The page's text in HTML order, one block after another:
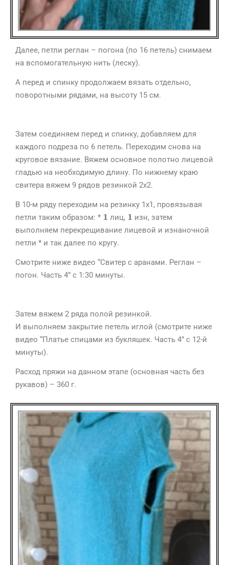
Далее, петли реглан – погона (по 16 петель) снимаем
на вспомогательную нить (леску).
А перед и спинку продолжаем вязать отдельно,
поворотными рядами, на высоту 15 см.
Затем соединяем перед и спинку, добавляем для
каждого подреза по 6 петель. Переходим снова на
круговое вязание. Вяжем основное полотно лицевой
гладью на необходимую длину. По нижнему краю
свитера вяжем 9 рядов резинкой 2х2.
В 10-м ряду переходим на резинку 1х1, провязывая
петли таким образом: * 𝟭 лиц, 𝟭 изн, затем
выполняем перекрещивание лицевой и изнаночной
петли * и так далее по кругу.
Смотрите ниже видео “Свитер с аранами. Реглан –
погон. Часть 4” с 1:30 минуты.
Затем вяжем 2 ряда полой резинкой.
И выполняем закрытие петель иглой (смотрите ниже
видео “Платье спицами из букляшек. Часть 4” с 12-й
минуты).
Расход пряжи на данном этапе (основная часть без
рукавов) – 360 г.